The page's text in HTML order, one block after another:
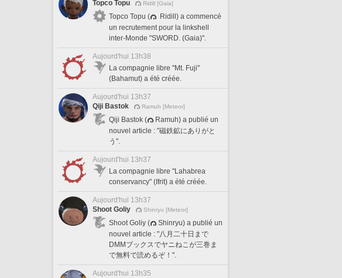
Topco Topu
Ridill [Gaia]
Topco Topu (
Ridill) a commencé
un recrutement pour la linkshell
inter-Monde "SWORD. (Gaia)".
Aujourd'hui 13h38
La compagnie libre "Mt. Fuji"
(Bahamut) a été créée.
Aujourd'hui 13h37
Qiji Bastok
Ramuh [Meteor]
Qiji Bastok (
Ramuh) a publié un
nouvel article : "磁鉄鉱にありがと
う".
Aujourd'hui 13h37
La compagnie libre "Lahabrea
conservancy" (Ifrit) a été créée.
Aujourd'hui 13h37
Shoot Goliy
Shinryu [Meteor]
Shoot Goliy (
Shinryu) a publié un
nouvel article : "八月二十日まで
DMMブックスでヤニねこが三巻ま
で無料で読めるぞ！".
Aujourd'hui 13h35